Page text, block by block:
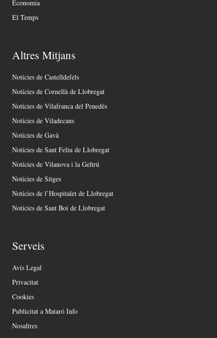
Economia
El Temps
Altres Mitjans
Notícies de Castelldefels
Notícies de Cornellà de Llobregat
Notícies de Vilafranca del Penedès
Notícies de Viladecans
Notícies de Gavà
Notícies de Sant Feliu de Llobregat
Notícies de Vilanova i la Geltrú
Notícies de Sitges
Notícies de l’Hospitalet de Llobregat
Notícies de Sant Boi de Llobregat
Serveis
Avís Legal
Privacitat
Cookies
Publicitat a Mataró Info
Nosaltres